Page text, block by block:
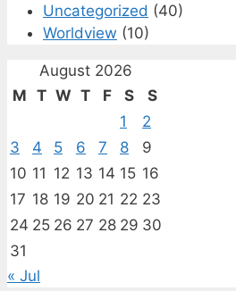
Uncategorized (40)
Worldview (10)
August 2026
M T W T F S
S
1
2
3
4 5 6 7 8
9
10 11 12 13 14 15 16
17 18 19 20 21 22 23
24 25 26 27 28 29 30
31
« Jul